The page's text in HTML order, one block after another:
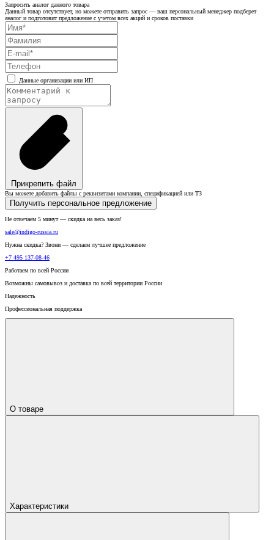
Запросить аналог данного товара
Данный товар отсутствует, но можете отправить запрос — ваш персональный менеджер подберет
аналог и подготовит предложение с учетом всех акций и сроков поставки
Данные организации или ИП
Прикрепить файл
Вы можете добавить файлы с реквизитами компании, спецификацией или ТЗ
Получить персональное предложение
Не отвечаем 5 минут — скидка на весь заказ!
sale@indigo-russia.ru
Нужна скидка? Звони — сделаем лучшее предложение
+7 495 137-08-46
Работаем по всей России
Возможны самовывоз и доставка по всей территории России
Надежность
Профессиональная поддержка
О товаре
Характеристики